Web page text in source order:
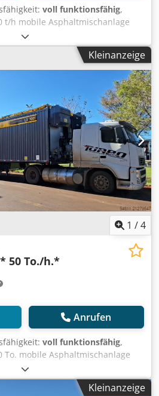
voll funktionsfähig,
t/h mobile Asphaltmischanlage
Neu - Kapazität: 80 t/h -
- Trockentrommel -
der LKW - Staubabscheider:
Schlauchfiltern; Filterfläche: 237
verschleißfester
und
Kontrollraum mit vollautomatischer
Mischpult - Mobiler Tank: 60.000
l Kraftstoff) gegen Aufpreis
Kleinanzeige
1 /4
* 50 To./h.*
Anrufen
voll funktionsfähig,
To. mobile Asphaltmischanlage
Neu Kapazität: 50 To./h.
Kleinanzeige